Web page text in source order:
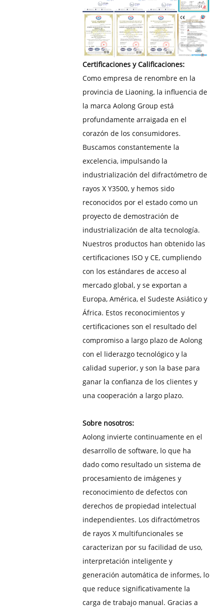
Certificaciones y Calificaciones:
Como empresa de renombre en la
provincia de Liaoning, la influencia de
la marca Aolong Group está
profundamente arraigada en el
corazón de los consumidores.
Buscamos constantemente la
excelencia, impulsando la
industrialización del difractómetro de
rayos X Y3500, y hemos sido
reconocidos por el estado como un
proyecto de demostración de
industrialización de alta tecnología.
Nuestros productos han obtenido las
certificaciones ISO y CE, cumpliendo
con los estándares de acceso al
mercado global, y se exportan a
Europa, América, el Sudeste Asiático y
África. Estos reconocimientos y
certificaciones son el resultado del
compromiso a largo plazo de Aolong
con el liderazgo tecnológico y la
calidad superior, y son la base para
ganar la confianza de los clientes y
una cooperación a largo plazo.
Sobre nosotros:
Aolong invierte continuamente en el
desarrollo de software, lo que ha
dado como resultado un sistema de
procesamiento de imágenes y
reconocimiento de defectos con
derechos de propiedad intelectual
independientes. Los difractómetros
de rayos X multifuncionales se
caracterizan por su facilidad de uso,
interpretación inteligente y
generación automática de informes, lo
que reduce significativamente la
carga de trabajo manual. Gracias a